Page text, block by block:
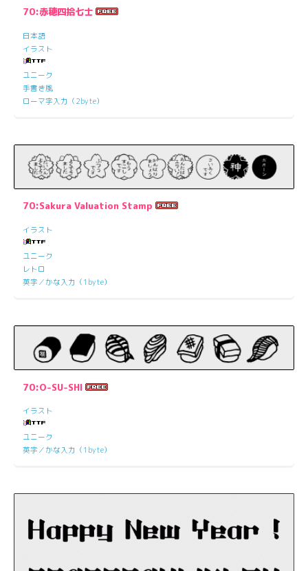
70:赤穂四拾七士
日本語
イラスト
ユニーク
手書き風
ローマ字入力（2byte）
70:Sakura Valuation Stamp
イラスト
ユニーク
レトロ
英字／かな入力（1byte）
70:O-SU-SHI
イラスト
ユニーク
英字／かな入力（1byte）